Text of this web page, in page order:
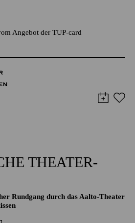
Angebot der TUP-card
THEATER­
Rundgang durch das Aalto-Theater